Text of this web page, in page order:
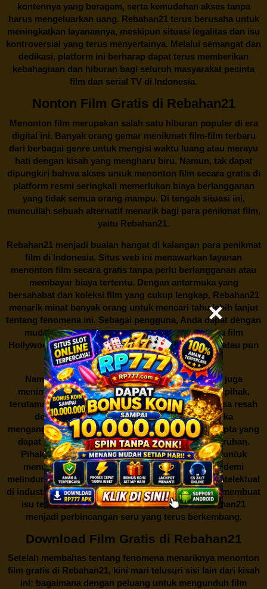
kontennya yang beragam, serta kemudahan akses tanpa
harus mengeluarkan uang. Rebahan21terus berusaha untuk
meningkatkan layanannya, meskipun situasi legalitas dan isu
kontroversial yang terus menyertainya. Melalui semangat dan
dedikasi, platform ini berharap dapat terus memberikan
kebahagiaan dan hiburan bagi seluruh masyarakat pecinta
film dan serial TV di Indonesia.
Nonton Film Gratis di Rebahan21
Menonton film merupakan salah satu hiburan populer di era
digital ini. Banyak orang gemar menikmati film-film terbaru
dari berbagai genre untuk mengisi waktu luang atau merayu
hati dengan kisah yang mengharu biru. Namun, tak dapat
dipungkiri bahwa akses untuk menonton film secara gratis di
platform resmi seringkali memerlukan biaya berlangganan
yang tidak semua orang mampu. Di tengah situasi ini,
muncullah sebuah alternatif menarik bagi para penikmat film,
yaitu Rebahan21.
Rebahan21menjadi bualan hangat di kalangan para penikmat
film di Indonesia. Situs web ini menawarkan layanan
menonton film secara gratis tanpa perlu berlangganan atau
membayar biaya tertentu. Dengan antarmuka yang
bersahabat dan koleksi film yang cukup lengkap, Rebahan21
menarik minat banyak orang untuk mencari tahu lebih lanjut
tentang fenomena ini. Sebagai pengguna, Anda dapat dengan
mudah mencari film yang ingin ditonton, baik itu film
Hollywood terbaru, drama Korea yang sedang hits, atau pun
produksi film lokal dengan kualitas terbaik.
Namun, seperti halnya cerita manis,Rebahan21juga
menimbulkan kontroversi di industri film. Banyak pihak,
terutama produsen film dan pemilik hak cipta, merasa resah
dengan maraknya situs-situs seperti ini. Mereka
menganggapnya sebagai bentuk pelanggaran hak cipta yang
dapat merugikan industri perfilman secara keseluruhan.
Pihak berwenang pun turut terlibat dalam upaya untuk
menutup situs-situs ilegal semacam Rebahan21 demi
melindungi keberlangsungan bisnis dan kekayaan intelektual
di industri hiburan. Konflik kepentingan inilah yang membuat
isu tentang menonton film secara gratis diRebahan21
menjadi perbincangan seru yang terus berkembang.
Download Film Gratis di Rebahan21
Setelah membahas tentang fenomena menariknya menonton
film gratis di Rebahan21, kini mari telusuri sisi lain dari kisah
ini: bagaimana dengan peluang untuk mengunduh film